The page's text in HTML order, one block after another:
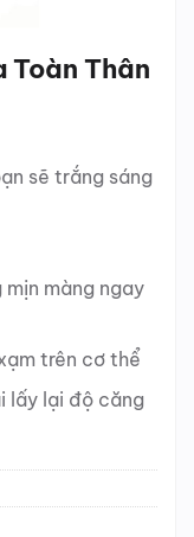
Toàn Thân
sẽ trắng sáng
mịn màng ngay
trên cơ thể
lấy lại độ căng